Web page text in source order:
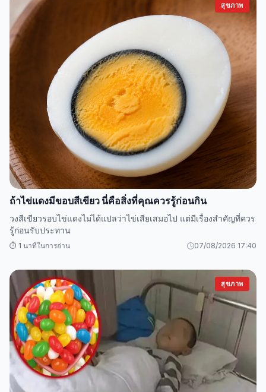
สุขภาพ
ถ้าไข่แดงมีขอบสีเขียว นี่คือสิ่งที่คุณควรรู้ก่อนกิน
วงสีเขียวรอบไข่แดงไม่ได้แปลว่าไข่เสียเสมอไป แต่มีเรื่องสำคัญที่ควร
รู้ก่อนรับประทาน
⏱️ 1 นาทีในการอ่าน 07/08/2026 17:40
สุขภาพ